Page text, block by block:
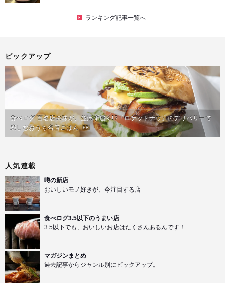
ランキング記事一覧へ
ピックアップ
食べログ 百名店の味が、並ばず届く!?「ロケットナウ」のデリバリーで
楽しむおうち名店ごはん PR
人気連載
噂の新店
おいしいモノ好きが、今注目する店
食べログ3.5以下のうまい店
3.5以下でも、おいしいお店はたくさんあるんです！
マガジンまとめ
過去記事からジャンル別にピックアップ。